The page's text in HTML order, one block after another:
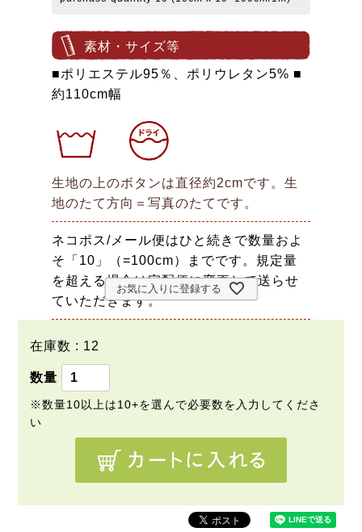
素材・サイズ等
■ポリエステル95％、ポリウレタン5% ■
約110cm幅
生地の上のボタンは直径約2cmです。生
地のたて方向＝写真のたてです。
ネコポス/メール便はひと続きで数量およ
そ「10」（=100cm）までです。規定量
を超える場合は宅配便に変更して送らせ
ていただきます。
在庫数 12
お気に入りに登録する